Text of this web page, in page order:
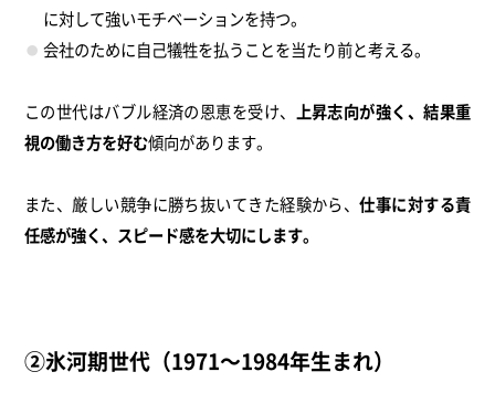
に対して強いモチベーションを持つ。
会社のために自己犠牲を払うことを当たり前と考える。
この世代はバブル経済の恩恵を受け、 上昇志向が強く、結果重
視の働き方を好む傾向があります。
また、厳しい競争に勝ち抜いてきた経験から、仕事に対する責
任感が強く、スピード感を大切にします。
②氷河期世代（1971～1984年生まれ）